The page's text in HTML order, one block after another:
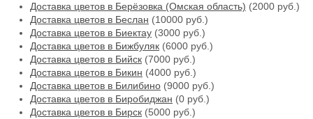
Доставка цветов в Берёзовка (Омская область) (2000 руб.)
Доставка цветов в Беслан (10000 руб.)
Доставка цветов в Биектау (3000 руб.)
Доставка цветов в Бижбуляк (6000 руб.)
Доставка цветов в Бийск (7000 руб.)
Доставка цветов в Бикин (4000 руб.)
Доставка цветов в Билибино (9000 руб.)
Доставка цветов в Биробиджан (0 руб.)
Доставка цветов в Бирск (5000 руб.)